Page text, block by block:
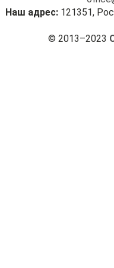
Наш адрес: 121351,
© 2013–2023